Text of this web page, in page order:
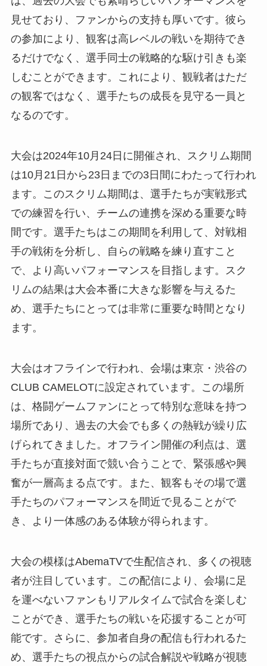
見せており、ファンからの支持も厚いです。彼ら
の参加により、観客は高レベルの戦いを期待でき
るだけでなく、選手同士の戦略的な駆け引きも楽
しむことができます。これにより、観戦者はただ
の観客ではなく、選手たちの成長を見守る一員と
なるのです。
大会は2024年10月24日に開催され、スクリム期間
は10月21日から23日までの3日間にわたって行われ
ます。このスクリム期間は、選手たちが実戦形式
での練習を行い、チームの連携を深める重要な時
間です。選手たちはこの期間を利用して、対戦相
手の戦術を分析し、自らの戦略を練り直すこと
で、より高いパフォーマンスを目指します。スク
リムの結果は大会本番に大きな影響を与えるた
め、選手たちにとっては非常に重要な時間となり
ます。
大会はオフラインで行われ、会場は東京・渋谷の
CLUB CAMELOTに設定されています。この場所
は、格闘ゲームファンにとって特別な意味を持つ
場所であり、過去の大会でも多くの熱戦が繰り広
げられてきました。オフライン開催の利点は、選
手たちが直接対面で競い合うことで、緊張感や興
奮が一層高まる点です。また、観客もその場で選
手たちのパフォーマンスを間近で見ることがで
き、より一体感のある体験が得られます。
大会の模様はAbemaTVで生配信され、多くの視聴
者が注目しています。この配信により、会場に足
を運べないファンもリアルタイムで試合を楽しむ
ことができ、選手たちの戦いを応援することが可
能です。さらに、参加者自身の配信も行われるた
め、選手たちの視点からの試合解説や戦略が視聴